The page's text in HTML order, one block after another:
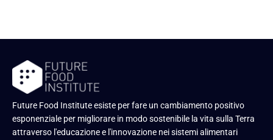
Future Food Institute esiste per fare un cambiamento positivo
esponenziale per migliorare in modo sostenibile la vita sulla Terra
attraverso l'educazione e l'innovazione nei sistemi alimentari